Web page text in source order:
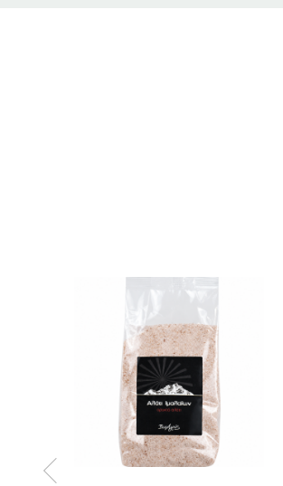
ΑΝΑΜΈΝΕΤΑΙ ΣΎΝΤΟΜΑ